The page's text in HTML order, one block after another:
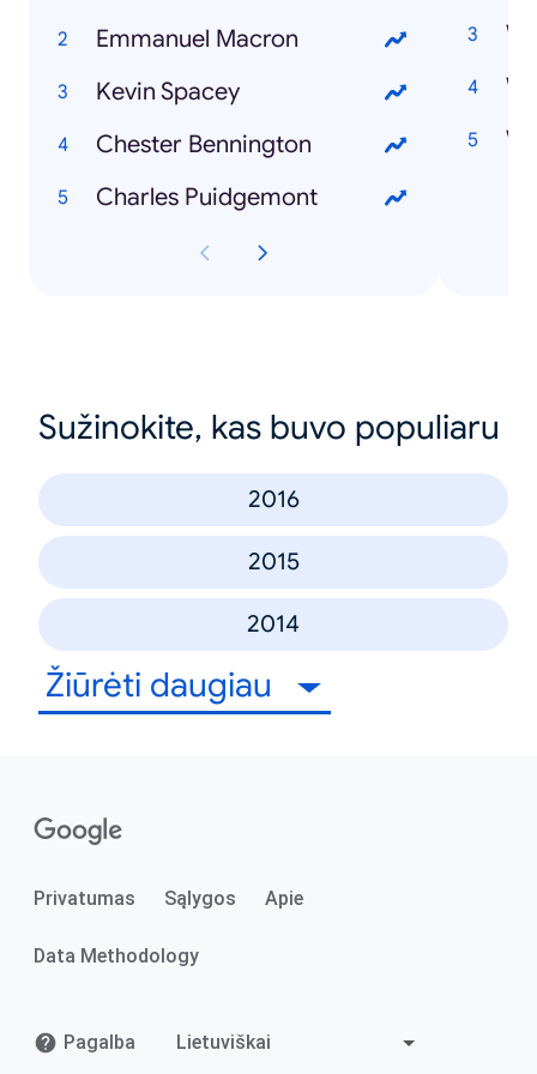
Emmanuel Macron
Kevin Spacey
Chester Bennington
Charles Puidgemont
Sužinokite, kas buvo populiaru
2016
2015
2014
Žiūrėti daugiau
Privatumas Sąlygos Apie
Data Methodology
Pagalba